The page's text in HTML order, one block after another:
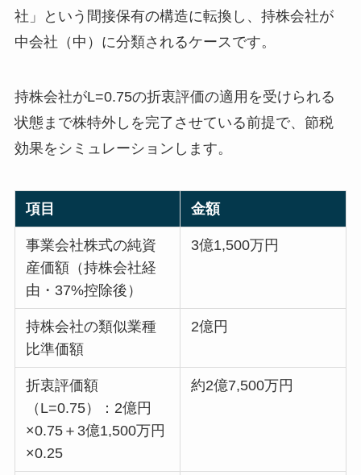
社」という間接保有の構造に転換し、持株会社が
中会社（中）に分類されるケースです。
持株会社がL=0.75の折衷評価の適用を受けられる
状態まで株特外しを完了させている前提で、節税
効果をシミュレーションします。
項目 金額
事業会社株式の純資
産価額（持株会社経
由・37%控除後）
3億1,500万円
持株会社の類似業種
比準価額
2億円
折衷評価額
（L=0.75）：2億円
×0.75＋3億1,500万円
×0.25
約2億7,500万円